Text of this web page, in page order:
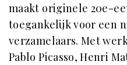
maakt originele 20e-
toegankelijk voor een
verzamelaars. Met
Pablo Picasso, Henri